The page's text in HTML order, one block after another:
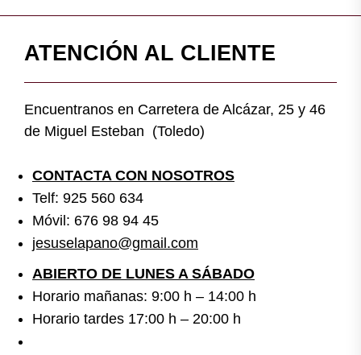
ATENCIÓN AL CLIENTE
Encuentranos en Carretera de Alcázar, 25 y 46
de Miguel Esteban (Toledo)
CONTACTA CON NOSOTROS
Telf: 925 560 634
Móvil: 676 98 94 45
jesuselapano@gmail.com
ABIERTO DE LUNES A SÁBADO
Horario mañanas: 9:00 h – 14:00 h
Horario tardes 17:00 h – 20:00 h